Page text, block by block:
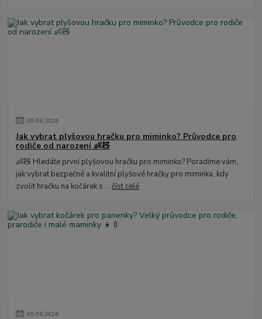
09.06.2026
Jak vybrat plyšovou hračku pro miminko? Průvodce pro
rodiče od narození 👶🧸
👶🧸 Hledáte první plyšovou hračku pro miminko? Poradíme vám,
jak vybrat bezpečné a kvalitní plyšové hračky pro miminka, kdy
zvolit hračku na kočárek s ...číst celé
05.06.2026